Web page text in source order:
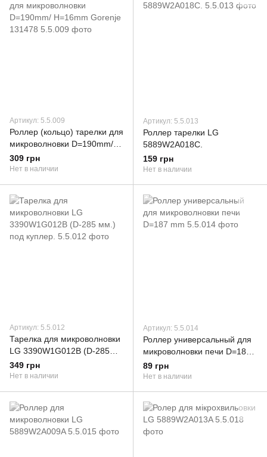
Артикул: 5.5.009
Роллер (кольцо) тарелки для
микроволновки D=190mm/
H=16mm Gorenje 131478
309 грн
Нет в наличии
Артикул: 5.5.013
Роллер тарелки LG
5889W2A018C.
159 грн
Нет в наличии
Артикул: 5.5.012
Тарелка для микроволновки
LG 3390W1G012B (D-285
мм.) под куплер.
349 грн
Нет в наличии
Артикул: 5.5.014
Роллер универсальный для
микроволновки печи D=187
mm
89 грн
Нет в наличии